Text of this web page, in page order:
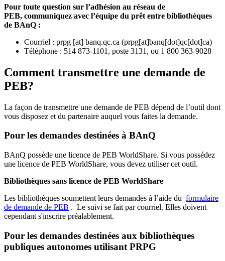
Pour toute question sur l’adhésion au réseau de
PEB, communiquez avec l’équipe du prêt entre bibliothèques
de BAnQ :
Courriel : prpg [at] banq.qc.ca (prpg[at]banq[dot]qc[dot]ca)
Téléphone : 514 873-1101, poste 3131, ou 1 800 363-9028
Comment transmettre une demande de
PEB?
La façon de transmettre une demande de PEB dépend de l’outil dont
vous disposez et du partenaire auquel vous faites la demande.
Pour les demandes destinées à BAnQ
BAnQ possède une licence de PEB WorldShare. Si vous possédez
une licence de PEB WorldShare, vous devez utiliser cet outil.
Bibliothèques sans licence de PEB WorldShare
Les bibliothèques soumettent leurs demandes à l’aide du formulaire
de demande de PEB . Le suivi se fait par courriel. Elles doivent
cependant s'inscrire préalablement.
Pour les demandes destinées aux bibliothèques
publiques autonomes utilisant PRPG